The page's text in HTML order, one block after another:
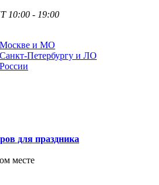
10:00 - 19:00
Москве и МО
Петербургу и ЛО
для праздника
месте